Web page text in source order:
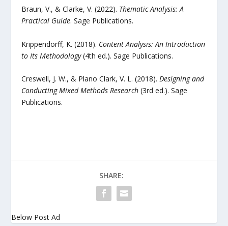
Braun, V., & Clarke, V. (2022). Thematic Analysis: A
Practical Guide. Sage Publications.
Krippendorff, K. (2018). Content Analysis: An Introduction
to Its Methodology(4th ed.). Sage Publications.
Creswell, J. W., & Plano Clark, V. L. (2018).Designing and
Conducting Mixed Methods Research (3rd ed.). Sage
Publications.
SHARE:
Below Post Ad